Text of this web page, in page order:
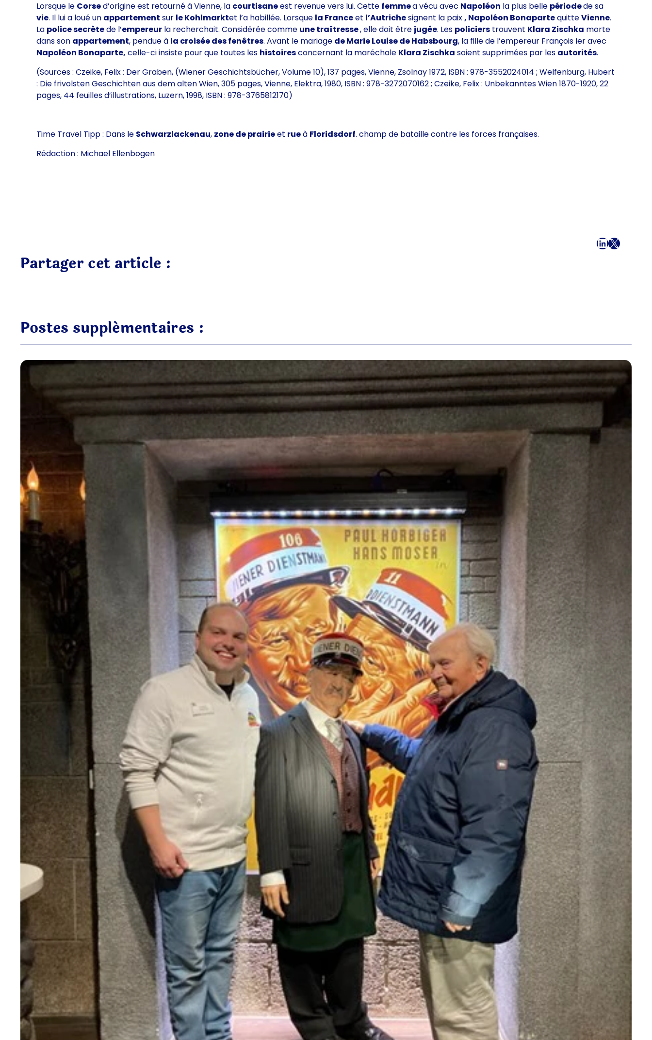
Lorsque le Corsed’origine est retourné à Vienne, la courtisaneest revenue vers lui. Cette femmea vécu avec Napoléon la plus belle périodede sa
vie. Il lui a loué un appartement sur le Kohlmarktet l’a habillée. Lorsque la Franceet l’Autrichesignent la paix, Napoléon BonapartequitteVienne.
La police secrètede l’empereur la recherchait. Considérée comme une traîtresse, elle doit être jugée. Les policiers trouvent Klara Zischka morte
dans son appartement, pendue à la croisée des fenêtres. Avant le mariage de Marie Louise de Habsbourg, la fille de l’empereur François Ier avec
Napoléon Bonaparte, celle-ci insiste pour que toutes les histoiresconcernant la maréchale Klara Zischka soient supprimées par les autorités.
(Sources : Czeike, Felix : Der Graben, (Wiener Geschichtsbücher, Volume 10), 137 pages, Vienne, Zsolnay 1972, ISBN : 978-3552024014 ; Welfenburg, Hubert
: Die frivolsten Geschichten aus dem alten Wien, 305 pages, Vienne, Elektra, 1980, ISBN : 978-3272070162 ; Czeike, Felix : Unbekanntes Wien 1870-1920, 22
pages, 44 feuilles d’illustrations, Luzern, 1998, ISBN : 978-3765812170)
Time Travel Tipp : Dans le Schwarzlackenau, zone de prairieet rueà Floridsdorf. champ de bataille contre les forces françaises.
Rédaction : Michael Ellenbogen
Partager cet article :
Facebook
LinkedIn
X E-mail
Postes supplémentaires :